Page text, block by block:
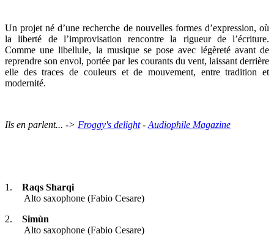
Un projet né d’une recherche de nouvelles formes d’expression, où
la liberté de l’improvisation rencontre la rigueur de l’écriture.
Comme une libellule, la musique se pose avec légèreté avant de
reprendre son envol, portée par les courants du vent, laissant derrière
elle des traces de couleurs et de mouvement, entre tradition et
modernité.
Ils en parlent... -> Froggy's delight- Audiophile Magazine
1. Raqs Sharqi
Alto saxophone (Fabio Cesare)
2.
Simùn
Alto saxophone (Fabio Cesare)